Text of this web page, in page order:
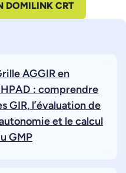
DOMILINK CRT
AGGIR en
: comprendre
GIR, l’évaluation de
et le calcul
GMP